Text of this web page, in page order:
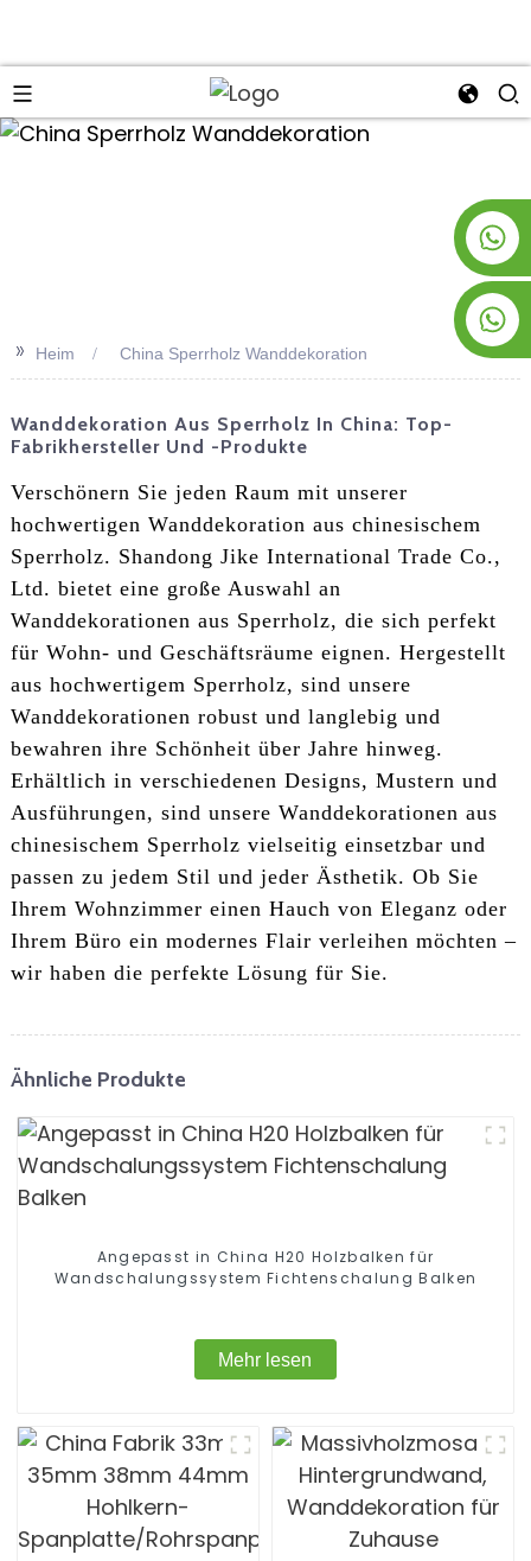
>>
Heim China Sperrholz Wanddekoration
Wanddekoration Aus Sperrholz In China: Top-
Fabrikhersteller Und -Produkte
Verschönern Sie jeden Raum mit unserer
hochwertigen Wanddekoration aus chinesischem
Sperrholz. Shandong Jike International Trade Co.,
Ltd. bietet eine große Auswahl an
Wanddekorationen aus Sperrholz, die sich perfekt
für Wohn- und Geschäftsräume eignen. Hergestellt
aus hochwertigem Sperrholz, sind unsere
Wanddekorationen robust und langlebig und
bewahren ihre Schönheit über Jahre hinweg.
Erhältlich in verschiedenen Designs, Mustern und
Ausführungen, sind unsere Wanddekorationen aus
chinesischem Sperrholz vielseitig einsetzbar und
passen zu jedem Stil und jeder Ästhetik. Ob Sie
Ihrem Wohnzimmer einen Hauch von Eleganz oder
Ihrem Büro ein modernes Flair verleihen möchten –
wir haben die perfekte Lösung für Sie.
Ähnliche Produkte
Angepasst in China H20 Holzbalken für
Wandschalungssystem Fichtenschalung Balken
Mehr lesen